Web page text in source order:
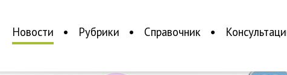
Новости Рубрики Справочник